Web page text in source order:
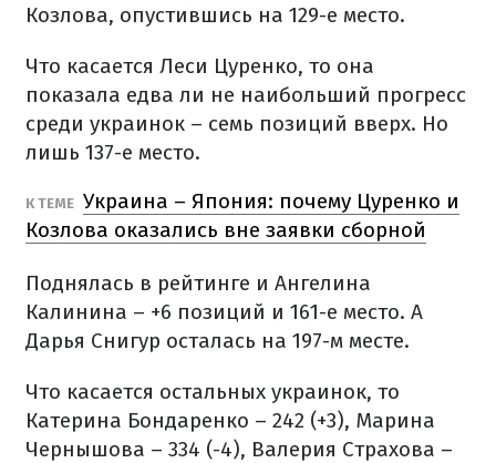
Козлова, опустившись на 129-е место.
Что касается Леси Цуренко, то она
показала едва ли не наибольший прогресс
среди украинок – семь позиций вверх. Но
лишь 137-е место.
К ТЕМЕ Украина – Япония: почему Цуренко и
Козлова оказались вне заявки сборной
Поднялась в рейтинге и Ангелина
Калинина – +6 позиций и 161-е место. А
Дарья Снигур осталась на 197-м месте.
Что касается остальных украинок, то
Катерина Бондаренко – 242 (+3), Марина
Чернышова – 334 (-4), Валерия Страхова –